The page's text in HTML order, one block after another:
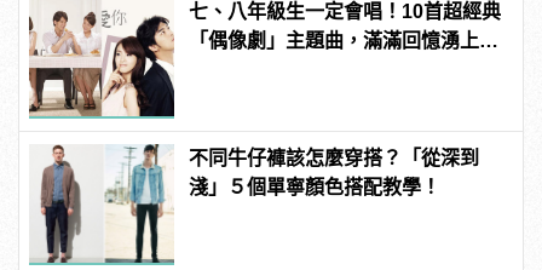
七、八年級生一定會唱！10首超經典
「偶像劇」主題曲，滿滿回憶湧上心
不同牛仔褲該怎麼穿搭？「從深到
淺」５個單寧顏色搭配教學！